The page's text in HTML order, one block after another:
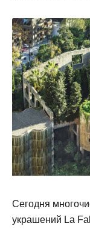
Сегодня
украшений La